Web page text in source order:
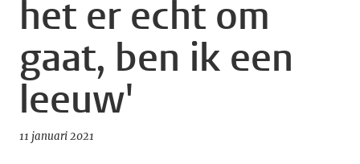
het er echt om
gaat, ben ik een
leeuw'
11 januari 2021